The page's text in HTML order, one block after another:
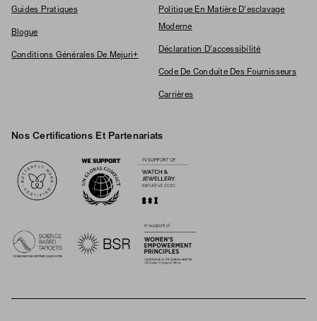
Guides Pratiques
Blogue
Conditions Générales De Mejuri+
Politique En Matière D'esclavage
Moderne
Déclaration D'accessibilité
Code De Conduite Des Fournisseurs
Carrières
Nos Certifications Et Partenariats